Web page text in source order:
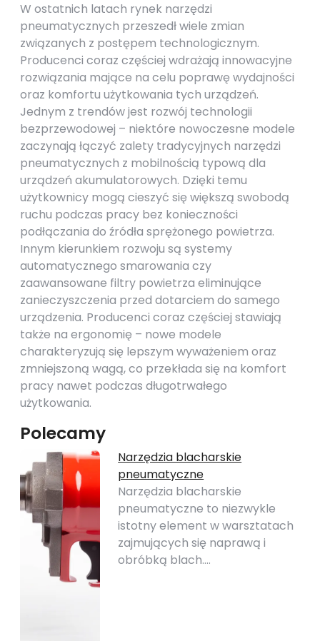
W ostatnich latach rynek narzędzi
pneumatycznych przeszedł wiele zmian
związanych z postępem technologicznym.
Producenci coraz częściej wdrażają innowacyjne
rozwiązania mające na celu poprawę wydajności
oraz komfortu użytkowania tych urządzeń.
Jednym z trendów jest rozwój technologii
bezprzewodowej – niektóre nowoczesne modele
zaczynają łączyć zalety tradycyjnych narzędzi
pneumatycznych z mobilnością typową dla
urządzeń akumulatorowych. Dzięki temu
użytkownicy mogą cieszyć się większą swobodą
ruchu podczas pracy bez konieczności
podłączania do źródła sprężonego powietrza.
Innym kierunkiem rozwoju są systemy
automatycznego smarowania czy
zaawansowane filtry powietrza eliminujące
zanieczyszczenia przed dotarciem do samego
urządzenia. Producenci coraz częściej stawiają
także na ergonomię – nowe modele
charakteryzują się lepszym wyważeniem oraz
zmniejszoną wagą, co przekłada się na komfort
pracy nawet podczas długotrwałego
użytkowania.
Polecamy
Narzędzia blacharskie
pneumatyczne
Narzędzia blacharskie
pneumatyczne to niezwykle
istotny element w warsztatach
zajmujących się naprawą i
obróbką blach.…